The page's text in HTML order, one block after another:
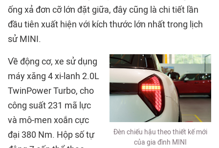
ống xả đơn cỡ lớn đặt giữa, đây cũng là chi tiết lần
đầu tiên xuất hiện với kích thước lớn nhất trong lịch
sử MINI.
Đèn chiếu hậu theo thiết kế mới
của gia đình MINI
Về động cơ, xe sử dụng
máy xăng 4 xi-lanh 2.0L
TwinPower Turbo, cho
công suất 231 mã lực
và mô-men xoắn cực
đại 380 Nm. Hộp số tự